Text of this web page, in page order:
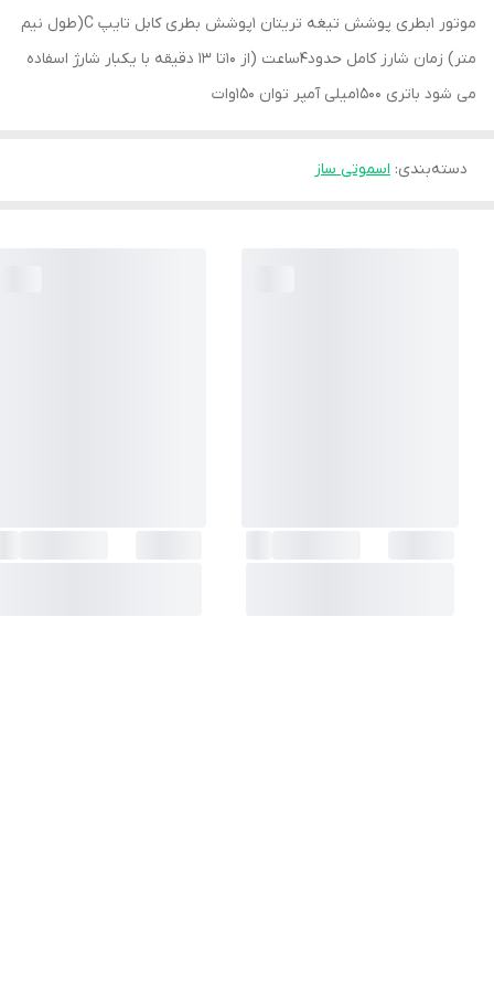
موتور 1بطری پوشش تیغه تریتان 1پوشش بطری کابل تایپ C(طول نیم
متر) زمان شارز کامل حدود4ساعت (از 10تا 13 دقیقه با یکبار شارژ اسفاده
می شود باتری 1500میلی آمپر توان 150وات
دسته‌بندی: اسموتی ساز